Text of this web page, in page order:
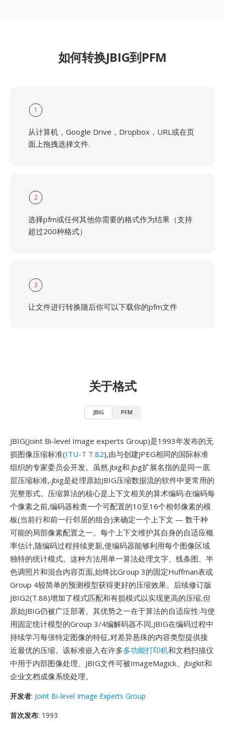
如何转换JBIG到PFM
1
从计算机，Google Drive，Dropbox，URL或在页
面上拖拽选择文件.
2
选择pfm或任何其他你需要的格式作为结果（支持
超过200种格式）
3
让文件进行转换随后你可以下载你的pfm文件
关于格式
JBIG PFM
JBIG(Joint Bi-level Image experts Group)是1993年发布的无
损图像压缩标准(ITU-T T.82),由与创建JPEG相同的国际标准
组织的专家委员会开发。虽然.jbig和.jbg扩展名指的是同一底
层压缩标准,.jbig是处理原始JBIG压缩数据流的软件中更常用的
完整形式。压缩算法的核心是上下文相关的算术编码:在编码每
个像素之前,编码器检查一个可配置的10至16个相邻像素的模
板(当前行和前一行邻居的组合)来确定一个上下文 — 数千种
可能的局部像素配置之一。每个上下文维护其自身的自适应概
率估计,随编码过程持续更新,使编码器能够利用每个图像区域
独特的统计模式。这种方法用单一算法处理文字、线条图、半
色调照片和混合内容页面,始终比Group 3的固定Huffman表或
Group 4较简单的预测模型获得更好的压缩效果。后续修订版
JBIG2(T.88)增加了模式匹配和有损模式以实现更高的压缩,但
原始JBIG仍被广泛部署。其优势之一在于算法的自适应性:与使
用固定统计模型的Group 3/4编解码器不同,JBIG在编码过程中
持续学习每张特定图像的特征,对差异悬殊的内容类型提供接
近最优的压缩。该标准嵌入在许多多功能打印机和文档扫描仪
中用于内部图像处理。JBIG文件可被ImageMagick、jbigkit和
企业文档成像系统处理。
开发者: Joint Bi-level Image Experts Group
首次发布: 1993